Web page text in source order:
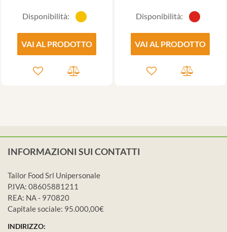
Disponibilità:
VAI AL PRODOTTO
Disponibilità:
VAI AL PRODOTTO
INFORMAZIONI SUI CONTATTI
Tailor Food Srl Unipersonale
P.IVA: 08605881211
REA: NA - 970820
Capitale sociale: 95.000,00€
INDIRIZZO: